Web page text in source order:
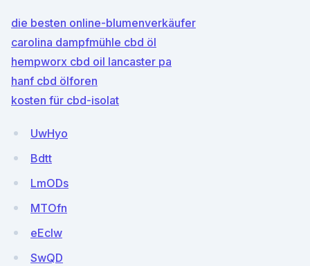
die besten online-blumenverkäufer
carolina dampfmühle cbd öl
hempworx cbd oil lancaster pa
hanf cbd ölforen
kosten für cbd-isolat
UwHyo
Bdtt
LmODs
MTOfn
eEcIw
SwQD